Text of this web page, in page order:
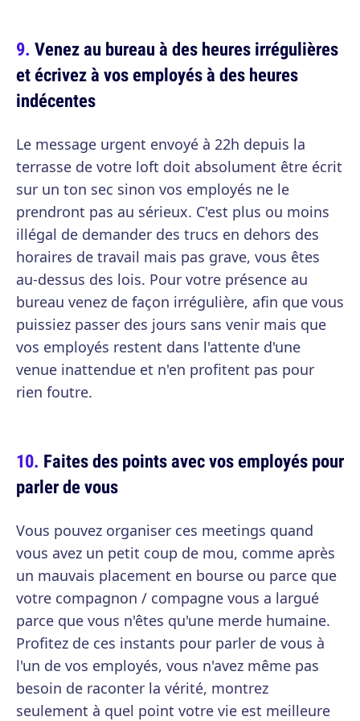
Venez au bureau à des heures irrégulières
et écrivez à vos employés à des heures
indécentes
Le message urgent envoyé à 22h depuis la
terrasse de votre loft doit absolument être écrit
sur un ton sec sinon vos employés ne le
prendront pas au sérieux. C'est plus ou moins
illégal de demander des trucs en dehors des
horaires de travail mais pas grave, vous êtes
au-dessus des lois. Pour votre présence au
bureau venez de façon irrégulière, afin que vous
puissiez passer des jours sans venir mais que
vos employés restent dans l'attente d'une
venue inattendue et n'en profitent pas pour
rien foutre.
Faites des points avec vos employés pour
parler de vous
Vous pouvez organiser ces meetings quand
vous avez un petit coup de mou, comme après
un mauvais placement en bourse ou parce que
votre compagnon / compagne vous a largué
parce que vous n'êtes qu'une merde humaine.
Profitez de ces instants pour parler de vous à
l'un de vos employés, vous n'avez même pas
besoin de raconter la vérité, montrez
seulement à quel point votre vie est meilleure